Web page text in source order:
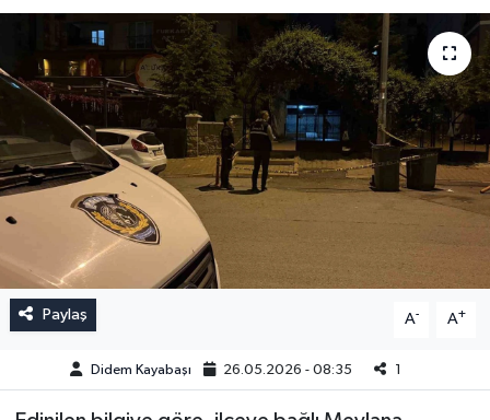
Paylaş A- A+
Didem Kayabaşı 26.05.2026 - 08:35 1